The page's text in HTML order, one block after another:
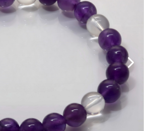
4月誕生石
8月誕生石
記憶力・集中力・勉強系
恋愛・結婚・愛情
四角形の
配置【不動
の礎】
五芒星の
形【星辰の
守護】
六芒星の
形【万象の
person 新規会員登録